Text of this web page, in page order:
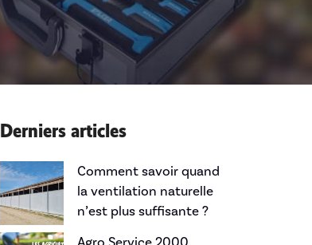
Derniers articles
Comment savoir quand
la ventilation naturelle
n’est plus suffisante ?
Agro Service 2000